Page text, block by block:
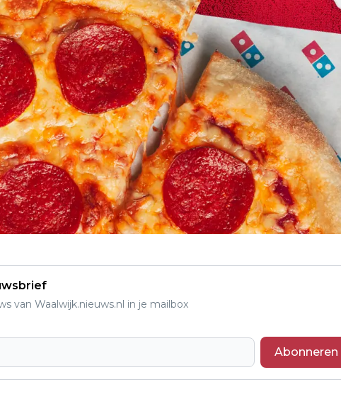
van Waalwijk.nieuws.nl in je mailbox
Abonneren